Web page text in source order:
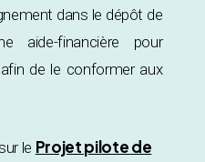
dans le dépôt de
aide-financière pour
de le conformer aux
le Projet pilote de